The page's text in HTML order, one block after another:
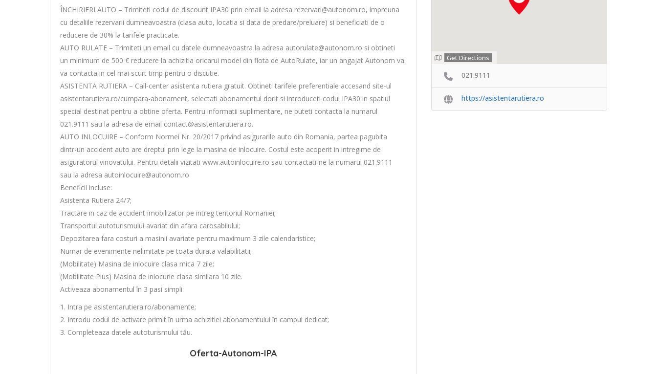
ÎNCHIRIERI AUTO – Trimiteti codul de discount IPA30 prin email la adresa rezervari@autonom.ro, impreuna
cu detaliile rezervarii dumneavoastra (clasa auto, locatia si data de predare/preluare) si beneficiati de o
reducere de 30% la tarifele practicate.
AUTO RULATE – Trimiteti un email cu datele dumneavoastra la adresa autorulate@autonom.ro si obtineti
un minimum de 500 € reducere la achizitia oricarui model din flota de AutoRulate, iar un angajat Autonom va
va contacta in cel mai scurt timp pentru o discutie.
ASISTENTA RUTIERA – Call-center asistenta rutiera gratuit. Obtineti tarifele preferentiale accesand site-ul
asistentarutiera.ro/cumpara-abonament, selectati abonamentul dorit si introduceti codul IPA30 in spatiul
special destinat pentru a obtine oferta. Pentru informatii suplimentare, ne puteti contacta la numarul
021.9111 sau la adresa de email contact@asistentarutiera.ro.
AUTO INLOCUIRE – Conform Normei Nr. 20/2017 privind asigurarile auto din Romania, partea pagubita
dintr-un accident auto are dreptul prin lege la masina de inlocuire. Costul este acoperit in intregime de
asiguratorul vinovatului. Pentru detalii vizitati www.autoinlocuire.ro sau contactati-ne la numarul 021.9111
sau la adresa autoinlocuire@autonom.ro
Beneficii incluse:
Asistenta Rutiera 24/7;
Tractare in caz de accident imobilizator pe intreg teritoriul Romaniei;
Transportul autoturismului avariat din afara carosabilului;
Depozitarea fara costuri a masinii avariate pentru maximum 3 zile calendaristice;
Numar de evenimente nelimitate pe toata durata valabilitatii;
(Mobilitate) Masina de inlocuire clasa mica 7 zile;
(Mobilitate Plus) Masina de inlocurie clasa similara 10 zile.
Activeaza abonamentul în 3 pasi simpli:
1. Intra pe asistentarutiera.ro/abonamente;
2. Introdu codul de activare primit în urma achizitiei abonamentului în campul dedicat;
3. Completeaza datele autoturismului tău.
Oferta-Autonom-IPA
Get Directions
021.9111
https://asistentarutiera.ro